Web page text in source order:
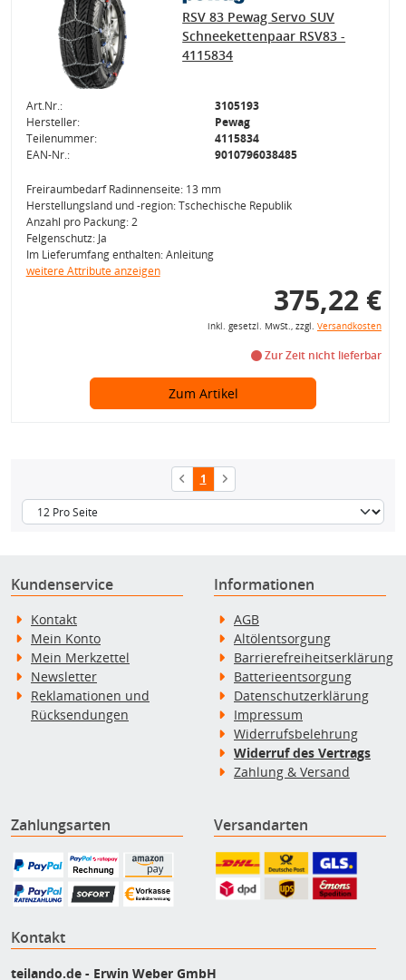
RSV 83 Pewag Servo SUV
Schneekettenpaar RSV83 -
4115834
Art.Nr.:
3105193
Hersteller:
Pewag
Teilenummer:
4115834
EAN-Nr.:
9010796038485
Freiraumbedarf Radinnenseite: 13 mm
Herstellungsland und -region: Tschechische Republik
Anzahl pro Packung: 2
Felgenschutz: Ja
Im Lieferumfang enthalten: Anleitung
weitere Attribute anzeigen
375,22 €
inkl. gesetzl. MwSt., zzgl. Versandkosten
Zur Zeit nicht lieferbar
Zum Artikel
1
Kundenservice
Kontakt
Mein Konto
Mein Merkzettel
Newsletter
Reklamationen und
Rücksendungen
Informationen
AGB
Altölentsorgung
Barrierefreiheitserklärung
Batterieentsorgung
Datenschutzerklärung
Impressum
Widerrufsbelehrung
Widerruf des Vertrags
Zahlung & Versand
Zahlungsarten Versandarten
Kontakt
teilando.de - Erwin Weber GmbH